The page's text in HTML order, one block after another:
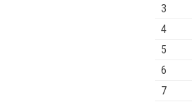
3
4
5
6
7